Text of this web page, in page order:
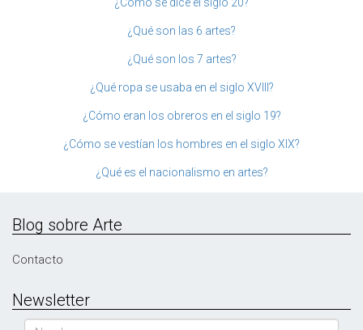
¿Qué son las 6 artes?
¿Qué son los 7 artes?
¿Qué ropa se usaba en el siglo XVIII?
¿Cómo eran los obreros en el siglo 19?
¿Cómo se vestían los hombres en el siglo XIX?
¿Qué es el nacionalismo en artes?
Blog sobre Arte
Contacto
Newsletter